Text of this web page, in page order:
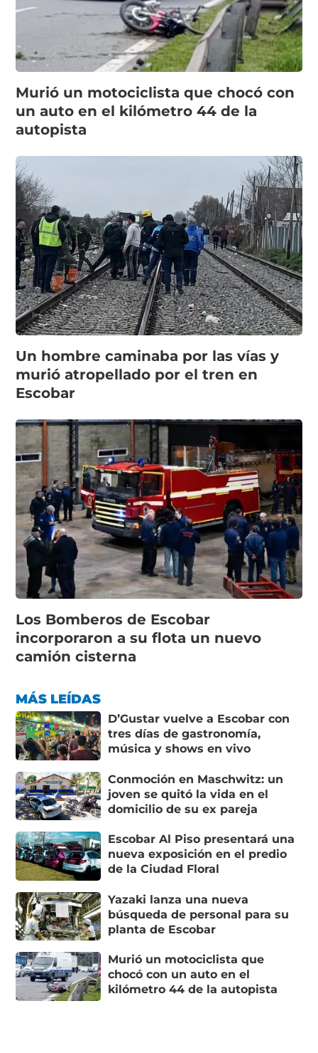
Murió un motociclista que chocó con
un auto en el kilómetro 44 de la
autopista
Un hombre caminaba por las vías y
murió atropellado por el tren en
Escobar
Los Bomberos de Escobar
incorporaron a su flota un nuevo
camión cisterna
MÁS LEÍDAS
D’Gustar vuelve a Escobar con
tres días de gastronomía,
música y shows en vivo
Conmoción en Maschwitz: un
joven se quitó la vida en el
domicilio de su ex pareja
Escobar Al Piso presentará una
nueva exposición en el predio
de la Ciudad Floral
Yazaki lanza una nueva
búsqueda de personal para su
planta de Escobar
Murió un motociclista que
chocó con un auto en el
kilómetro 44 de la autopista